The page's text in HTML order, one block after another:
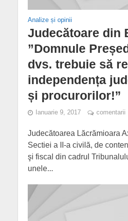
Analize și opinii
Judecătoare din
”Domnule
dvs. trebuie să
independența
și procurorilor!”
Ianuarie 9, 2017 comentarii
Judecătoarea Lăcrămioara
Sectiei a II-a civilă, de
şi fiscal din cadrul
unele...